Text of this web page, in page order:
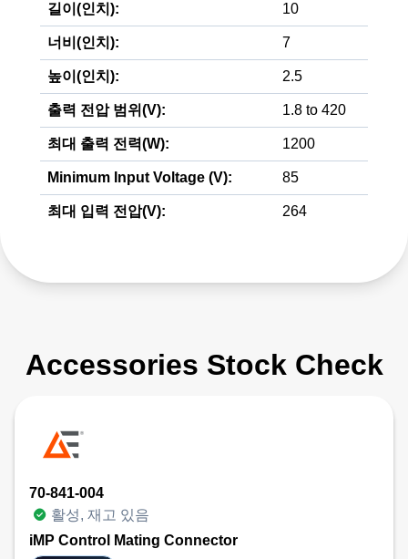
길이(인치): 10
너비(인치): 7
높이(인치): 2.5
출력 전압 범위(V): 1.8 to 420
최대 출력 전력(W): 1200
Minimum Input Voltage (V): 85
최대 입력 전압(V): 264
Accessories Stock Check
70-841-004
활성, 재고 있음
iMP Control Mating Connector